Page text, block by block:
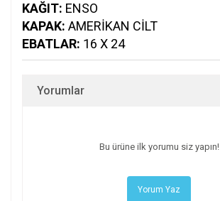
KAĞIT: ENSO
KAPAK: AMERIKAN CILT
EBATLAR: 16 X 24
Yorumlar
Bu ürüne ilk yorumu siz yapın!
Yorum Yaz